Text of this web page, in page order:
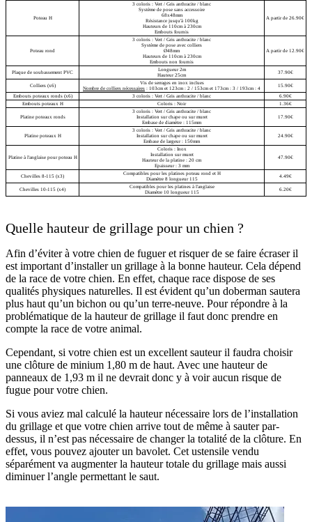
Poteau H
3 coloris : Vert / Gris anthracite / blanc
Système de pose sans accessoire
68x48mm
Résistance jusqu'à 100kg
Hauteurs de 110cm à 230cm
Embouts fournis
A partir de 26.90€
Poteau rond
3 coloris : Vert / Gris anthracite / blanc
Système de pose avec colliers
Ø48mm
Hauteurs de 110cm à 230cm
Embouts non fournis
A partir de 12.90€
Plaque de soubassement PVC
Longueur 2m
Hauteur 25cm
37.90€
Colliers (x6)
Vis de serrages en inox inclues
Nombre de colliers nécessaires : 103cm et 123cm : 2 / 153cm et 173cm : 3 / 193cm : 4
15.90€
Embouts poteaux ronds (x6)
3 coloris : Vert / Gris anthracite / blanc
6.90€
Embouts poteaux H
Coloris : Noir 1.36€
Platine poteaux ronds
3 coloris : Vert / Gris anthracite / blanc
Installation sur chape ou sur muret
Embase de diamètre : 115mm
17.90€
Platine poteaux H
3 coloris : Vert / Gris anthracite / blanc
Installation sur chape ou sur muret
Embase de largeur : 150mm
24.90€
Platine à l'anglaise pour poteau H
Coloris : Inox
Installation sur muret
Hauteur de la platine : 20 cm
Epaisseur : 3 mm
47.90€
Chevilles 8-115 (x3)
Compatibles pour les platines poteau rond et H
Diamètre 8 longueur 115
4.49€
Chevilles 10-115 (x4)
Compatibles pour les platines à l'anglaise
Diamètre 10 longueur 115
6.20€
Quelle hauteur de grillage pour un chien ?
Afin d’éviter à votre chien de fuguer et risquer de se faire écraser il
est important d’installer un grillage à la bonne hauteur. Cela dépend
de la race de votre chien. En effet, chaque race dispose de ses
qualités physiques naturelles. Il est évident qu’un doberman sautera
plus haut qu’un bichon ou qu’un terre-neuve. Pour répondre à la
problématique de la hauteur de grillage il faut donc prendre en
compte la race de votre animal.
Cependant, si votre chien est un excellent sauteur il faudra choisir
une clôture de minium 1,80 m de haut. Avec une hauteur de
panneaux de 1,93 m il ne devrait donc y à voir aucun risque de
fugue pour votre chien.
Si vous aviez mal calculé la hauteur nécessaire lors de l’installation
du grillage et que votre chien arrive tout de même à sauter par-
dessus, il n’est pas nécessaire de changer la totalité de la clôture. En
effet, vous pouvez ajouter un bavolet. Cet ustensile vendu
séparément va augmenter la hauteur totale du grillage mais aussi
diminuer l’angle permettant le saut.